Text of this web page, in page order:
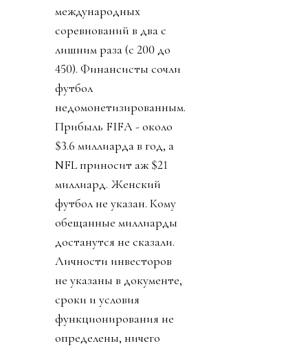
международных
соревнований в два с
лишним раза (с 200 до
450). Финансисты сочли
футбол
недомонетизированным.
Прибыль FIFA - около
$3.6 миллиарда в год, а
NFL приносит аж $21
миллиард. Женский
футбол не указан. Кому
обещанные миллиарды
достанутся не сказали.
Личности инвесторов
не указаны в документе,
сроки и условия
функционирования не
определены, ничего